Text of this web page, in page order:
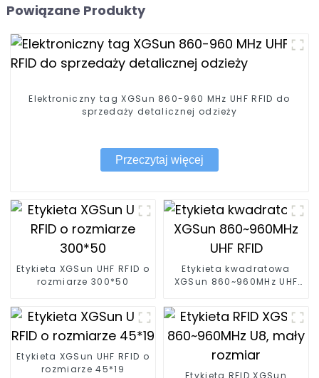
Powiązane Produkty
Elektroniczny tag XGSun 860-960 MHz UHF RFID do
sprzedaży detalicznej odzieży
Przeczytaj więcej
Etykieta XGSun UHF RFID o
rozmiarze 300*50
Etykieta kwadratowa
XGSun 860~960MHz UHF
Etykieta XGSun UHF RFID o
rozmiarze 45*19